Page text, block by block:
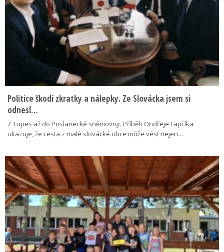
Politice škodí zkratky a nálepky. Ze Slovácka jsem si
odnesl…
Z Tupes až do Poslanecké sněmovny. Příběh Ondřeje Lapčíka
ukazuje, že cesta z malé slovácké obce může vést nejen…